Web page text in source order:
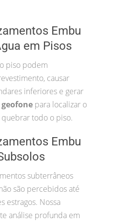
Embu
em Pisos
piso podem
causar
inferiores e gerar
geofone para localizar o
todo o piso.
Embu
subterrâneos
são percebidos até
estragos. Nossa
análise profunda em